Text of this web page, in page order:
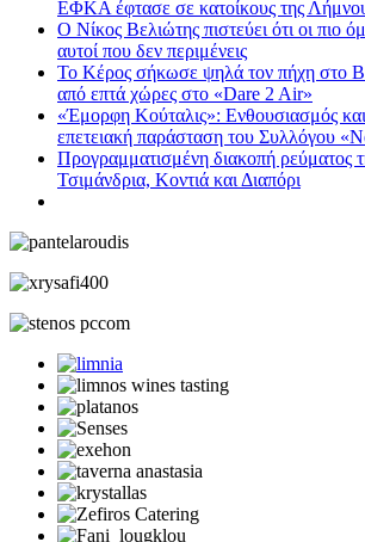
ΕΦΚΑ έφτασε σε κατοίκους της
Ο Νίκος Βελιώτης πιστεύει ότι οι πιο
αυτοί που δεν περιμένεις
Το Κέρος σήκωσε ψηλά τον πήχη στο
από επτά χώρες στο «Dare 2 Air»
«Έμορφη Κούταλις»: Ενθουσιασμός
επετειακή παράσταση του Συλλόγου
Προγραμματισμένη διακοπή ρεύματος
Τσιμάνδρια, Κοντιά και Διαπόρι